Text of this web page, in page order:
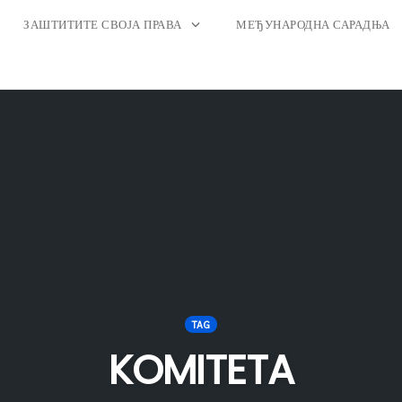
ЗАШТИТИТЕ СВОЈА ПРАВА МЕЂУНАРОДНА САРАДЊА
TAG
KOMITETA